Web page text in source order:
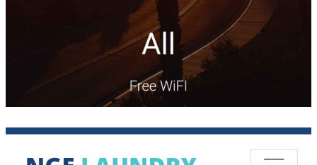
Serang
Surabaya
(105)
Surakarta